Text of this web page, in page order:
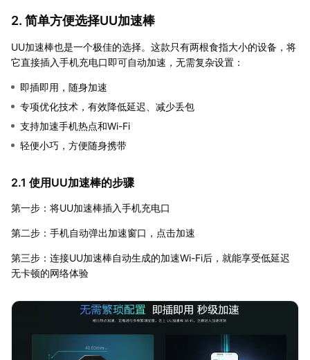
2. 简单方便选择UU加速棒
UU加速棒也是一个极佳的选择。这款只有两根食指大小的设备，将
它直接插入手机充电口即可自动加速，无需复杂设置：
即插即用，随身加速
专项优化技术，有效降低延迟、减少丢包
支持加速手机热点和Wi-Fi
轻便小巧，方便随身携带
2.1 使用UU加速棒的步骤
第一步：将UU加速棒插入手机充电口
第二步：手机自动弹出加速窗口，点击加速
第三步：连接UU加速棒自动生成的加速Wi-Fi后，就能享受低延迟
无卡顿的网络体验